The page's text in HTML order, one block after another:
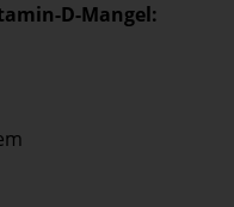
D-Mangel: